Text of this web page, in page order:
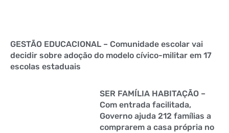
GESTÃO EDUCACIONAL – Comunidade escolar vai
decidir sobre adoção do modelo cívico-militar em 17
escolas estaduais
SER FAMÍLIA HABITAÇÃO –
Com entrada facilitada,
Governo ajuda 212 famílias a
comprarem a casa própria no